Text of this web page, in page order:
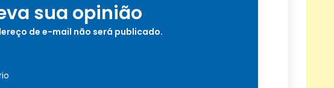
sua opinião
de e-mail não será publicado.